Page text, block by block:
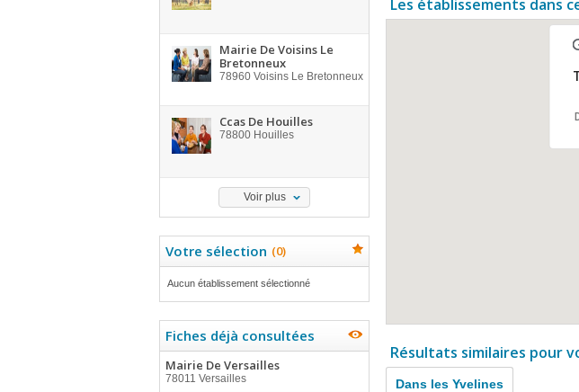
Mairie De Voisins Le
Bretonneux
78960 Voisins Le Bretonneux
Ccas De Houilles
78800 Houilles
Voir plus
Votre sélection (0)
Aucun établissement sélectionné
Fiches déjà consultées
Mairie De Versailles
78011 Versailles
Les établissements dans
Résultats similaires pour
Dans les Yvelines